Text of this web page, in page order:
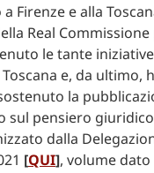
Firenze e alla
Real Commissione
le tante
e, da ultimo,
la
sul pensiero
dalla
[QUI], volume